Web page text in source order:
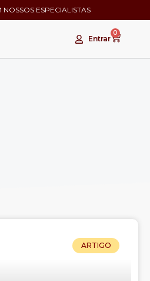
NOSSOS ESPECIALISTAS
Entrar
0
ARTIGO